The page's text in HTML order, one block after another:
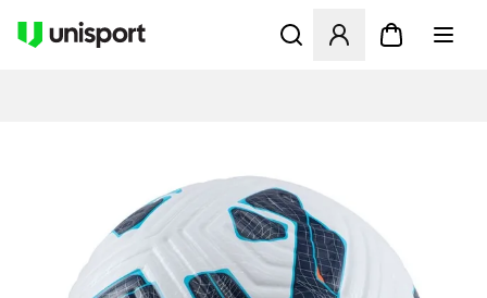
Öffnet ein neues Fenster